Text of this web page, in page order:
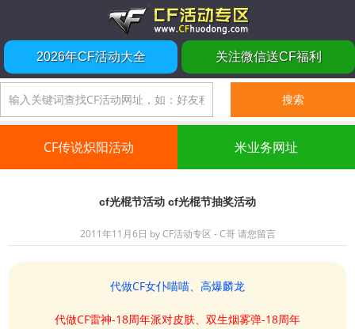
2026年CF活动大全 关注微信送CF福利
CF传说炽阳活动 米业务网址
cf光棍节活动 cf光棍节抽奖活动
2011年11月6日 byCF活动专区 - C哥 请您留言
代做CF女仆喵喵、高爆麟龙
代做CF雷神-18周年派对皮肤、双生烟雾弹-18周年